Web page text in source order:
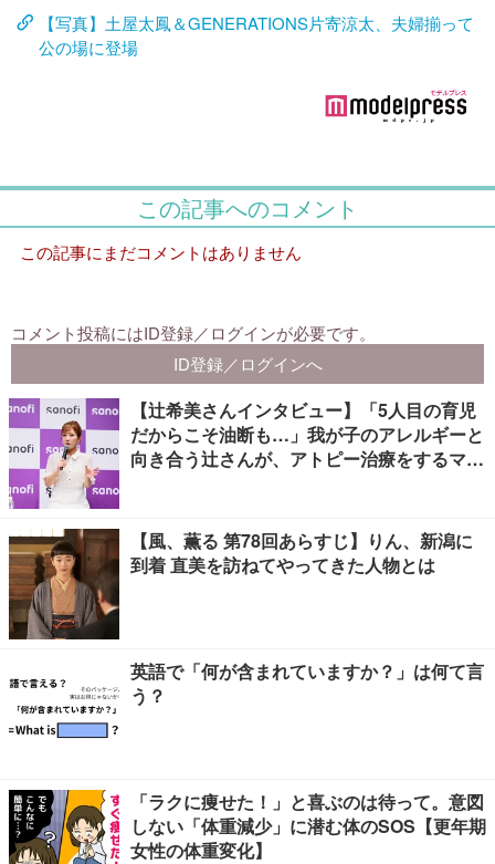
【写真】土屋太鳳＆GENERATIONS片寄涼太、夫婦揃って
公の場に登場
【辻希美さんインタビュー】「5人目の育児
だからこそ油断も…」我が子のアレルギーと
向き合う辻さんが、アトピー治療をするママ
【風、薫る 第78回あらすじ】りん、新潟に
到着 直美を訪ねてやってきた人物とは
英語で「何が含まれていますか？」は何て言
う？
「ラクに痩せた！」と喜ぶのは待って。意図
しない「体重減少」に潜む体のSOS【更年期
女性の体重変化】